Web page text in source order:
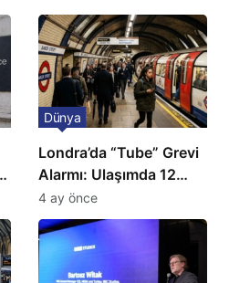
Londra’da “Tube” Grevi
Alarmı: Ulaşımda 12
Günlük Kaos Kapıda
Dünya
4 ay önce